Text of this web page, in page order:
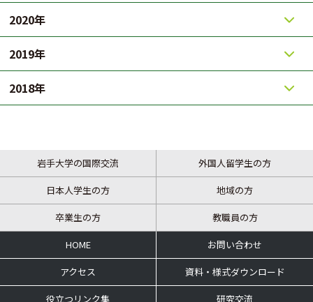
2020年
2019年
2018年
岩手大学の国際交流 外国人留学生の方
日本人学生の方 地域の方
卒業生の方 教職員の方
HOME お問い合わせ
アクセス 資料・様式ダウンロード
役立つリンク集 研究交流